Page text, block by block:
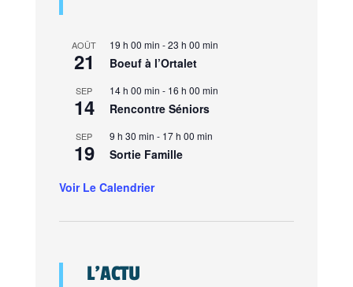
AOÛT
21
19 h 00 min -23 h 00 min
Boeuf à l’Ortalet
SEP
14
14 h 00 min - 16 h 00 min
Rencontre Séniors
SEP
19
9 h 30 min - 17 h 00 min
Sortie Famille
Voir Le Calendrier
L’ACTU